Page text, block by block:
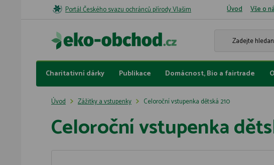
Portál Českého svazu ochránců přírody Vlašim Úvod Vše o
Charitativní dárky Publikace Domácnost, Bio a fairtrade
Úvod Zážitky a vstupenky Celoroční vstupenka dětská 210
Celoroční vstupenka